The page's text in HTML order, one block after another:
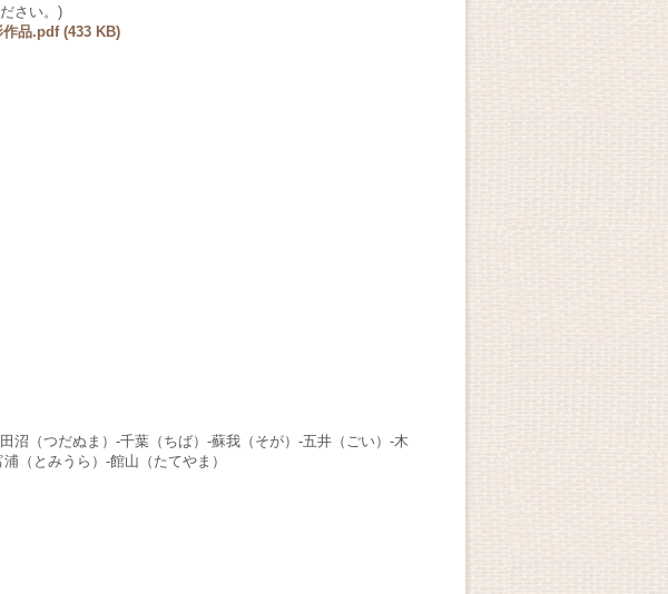
さい。)
品.pdf (433 KB)
沼（つだぬま）-千葉（ちば）-蘇我（そが）-五井（ごい）-木
（とみうら）-館山（たてやま）